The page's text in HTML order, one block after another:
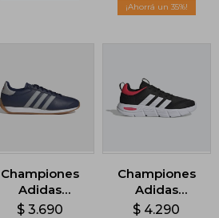
35
Championes
Adidas
Runvista - Azul
$ 3.690
Championes
Adidas
Cloudfoam
$ 4.290